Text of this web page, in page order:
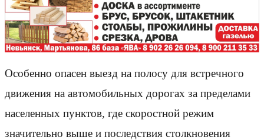
Особенно опасен выезд на полосу для встречного
движения на автомобильных дорогах за пределами
населенных пунктов, где скоростной режим
значительно выше и последствия столкновения